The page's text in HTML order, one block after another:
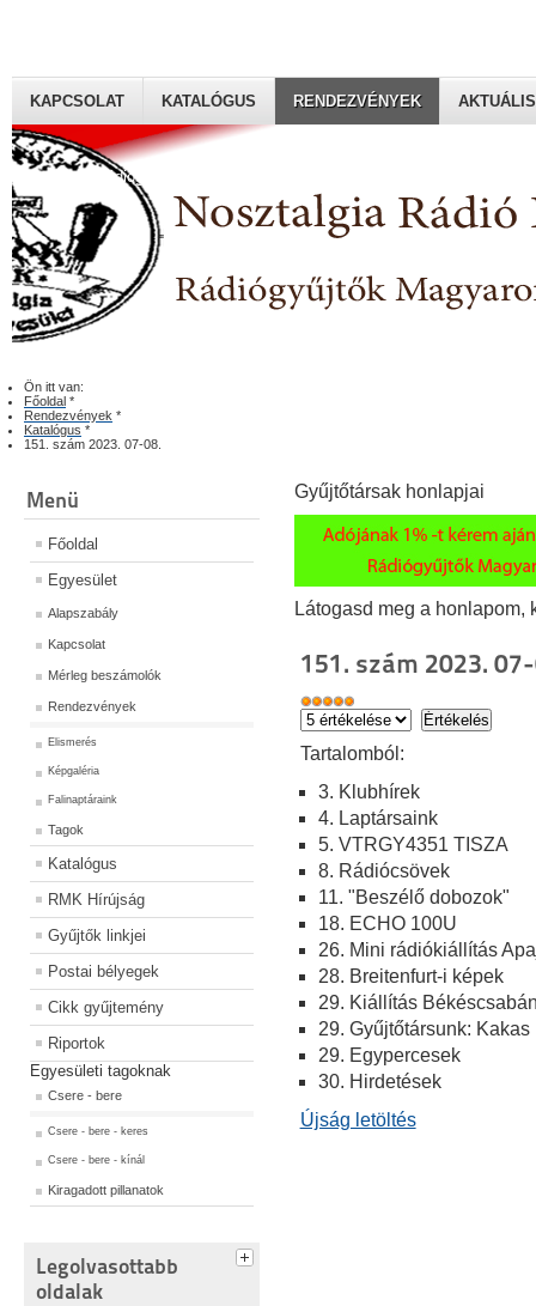
Rádiógyűjtők Magyaroszági Klubja
KAPCSOLAT KATALÓGUS RENDEZVÉNYEK AKTUÁLIS
Ön itt van:
Főoldal *
Rendezvények *
Katalógus *
151. szám 2023. 07-08.
Menü
Főoldal
Egyesület
Alapszabály
Kapcsolat
Mérleg beszámolók
Rendezvények
Elismerés
Képgaléria
Falinaptáraink
Tagok
Katalógus
RMK Hírújság
Gyűjtők linkjei
Postai bélyegek
Cikk gyűjtemény
Riportok
Egyesületi tagoknak
Csere - bere
Csere - bere - keres
Csere - bere - kínál
Kiragadott pillanatok
Legolvasottabb
oldalak
Gyűjtőtársak honlapjai
Látogasd meg a honlapom,
151. szám 2023.
Tartalomból:
3. Klubhírek
4. Laptársaink
5. VTRGY4351 TISZA
8. Rádiócsövek
11. "Beszélő dobozok"
18. ECHO 100U
26. Mini rádiókiállítás
28. Breitenfurt-i képek
29. Kiállítás
29. Gyűjtőtársunk: Kakas
29. Egypercesek
30. Hirdetések
Újság letöltés